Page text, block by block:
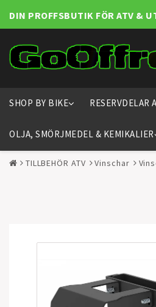
DIN PROFFSBUTIK FÖR ATV &
SHOP BY BIKE RESERVDELAR
OLJA, SMÖRJMEDEL & KEMIKALIER
TILLBEHÖR ATV Vinschar